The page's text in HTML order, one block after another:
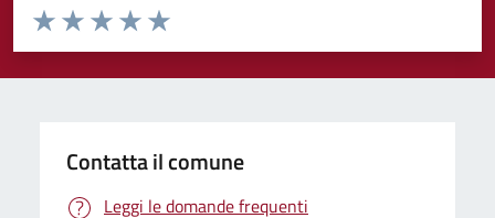
Domanda
Valuta da 1 a 5 stelle la pagina
Valuta 5 stelle su 5
Valuta 4 stelle su 5
Valuta 3 stelle su 5
Valuta 2 stelle su 5
Valuta 1 stelle su 5
Contatta il comune
Leggi le domande frequenti